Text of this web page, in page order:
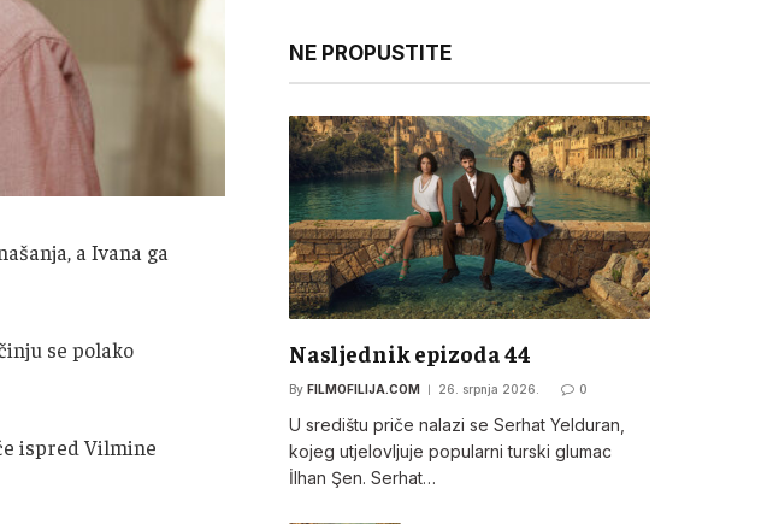
a Ivana ga
se polako
ispred Vilmine
NE PROPUSTITE
Nasljednik epizoda 44
By FILMOFILIJA.COM 26. srpnja 2026. 0
U središtu priče nalazi se Serhat Yelduran,
kojeg utjelovljuje popularni turski glumac
İlhan Şen. Serhat…